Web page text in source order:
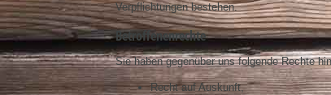
Verpflichtungen bestehen.
Betroffenenrechte
Sie haben gegenüber uns folgende Rechte
Recht auf Auskunft,